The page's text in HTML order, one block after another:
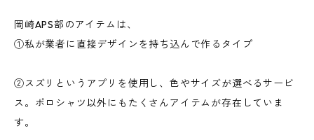
岡崎APS部のアイテムは、
①私が業者に直接デザインを持ち込んで作るタイプ
②スズリというアプリを使用し、色やサイズが選べるサービ
ス。ポロシャツ以外にもたくさんアイテムが存在していま
す。